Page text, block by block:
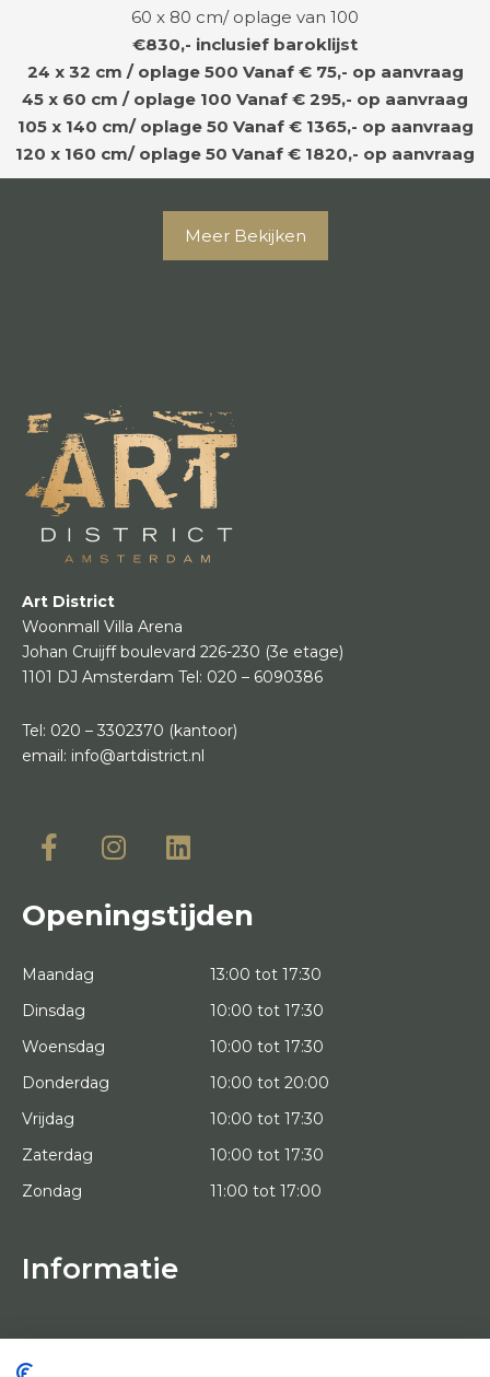
60 x 80 cm/ oplage van 100
€830,- inclusief baroklijst
24 x 32 cm / oplage 500 Vanaf € 75,- op aanvraag
45 x 60 cm / oplage 100 Vanaf € 295,- op aanvraag
105 x 140 cm/ oplage 50 Vanaf € 1365,- op aanvraag
120 x 160 cm/ oplage 50 Vanaf € 1820,- op aanvraag
Meer Bekijken
Art District
Woonmall Villa Arena
Johan Cruijff boulevard 226-230 (3e etage)
1101 DJ Amsterdam Tel: 020 – 6090386
Tel: 020 – 3302370 (kantoor)
email: info@artdistrict.nl
Openingstijden
Maandag
13:00 tot 17:30
Dinsdag
10:00 tot 17:30
Woensdag
10:00 tot 17:30
Donderdag
10:00 tot 20:00
Vrijdag
10:00 tot 17:30
Zaterdag
10:00 tot 17:30
Zondag
11:00 tot 17:00
Informatie
HOME